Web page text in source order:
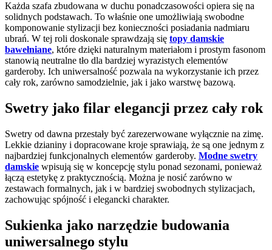
Każda szafa zbudowana w duchu ponadczasowości opiera się na
solidnych podstawach. To właśnie one umożliwiają swobodne
komponowanie stylizacji bez konieczności posiadania nadmiaru
ubrań. W tej roli doskonale sprawdzają się topy damskie
bawełniane, które dzięki naturalnym materiałom i prostym fasonom
stanowią neutralne tło dla bardziej wyrazistych elementów
garderoby. Ich uniwersalność pozwala na wykorzystanie ich przez
cały rok, zarówno samodzielnie, jak i jako warstwę bazową.
Swetry jako filar elegancji przez cały rok
Swetry od dawna przestały być zarezerwowane wyłącznie na zimę.
Lekkie dzianiny i dopracowane kroje sprawiają, że są one jednym z
najbardziej funkcjonalnych elementów garderoby. Modne swetry
damskie wpisują się w koncepcję stylu ponad sezonami, ponieważ
łączą estetykę z praktycznością. Można je nosić zarówno w
zestawach formalnych, jak i w bardziej swobodnych stylizacjach,
zachowując spójność i elegancki charakter.
Sukienka jako narzędzie budowania
uniwersalnego stylu